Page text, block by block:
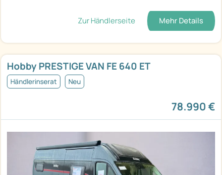
Zur Händlerseite Mehr Details
Hobby PRESTIGE VAN FE 640 ET
Händlerinserat Neu
78.990 €